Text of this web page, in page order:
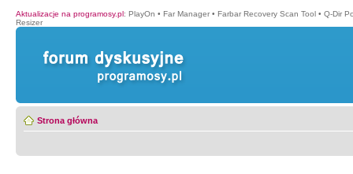
Aktualizacje na programosy.pl: PlayOn • Far Manager • Farbar Recovery Scan Tool • Q-Dir
Resizer
Strona główna